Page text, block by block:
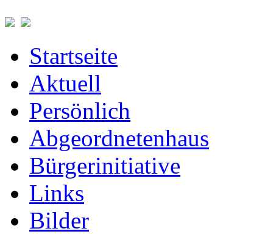
Startseite
Aktuell
Persönlich
Abgeordnetenhaus
Bürgerinitiative
Links
Bilder